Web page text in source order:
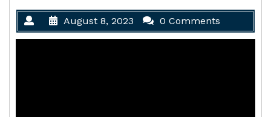
August 8, 2023 0 Comments